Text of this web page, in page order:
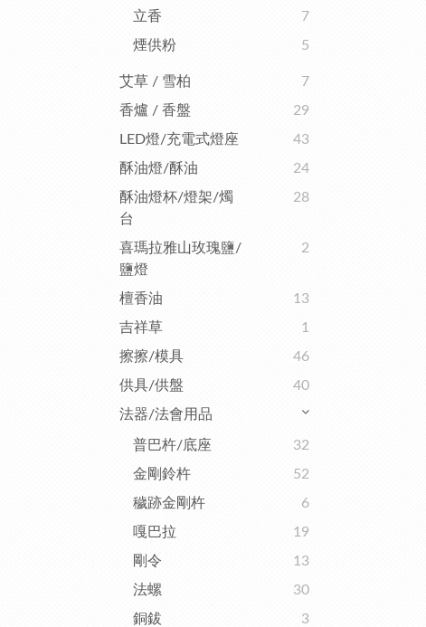
立香
7
煙供粉
5
艾草 / 雪柏
7
香爐 / 香盤
29
LED燈/充電式燈座
43
酥油燈/酥油
24
酥油燈杯/燈架/燭
台
28
喜瑪拉雅山玫瑰鹽/
鹽燈
2
檀香油
13
吉祥草
1
擦擦/模具
46
供具/供盤
40
法器/法會用品
普巴杵/底座
32
金剛鈴杵
52
穢跡金剛杵
6
嘎巴拉
19
剛令
13
法螺
30
銅鈸
3